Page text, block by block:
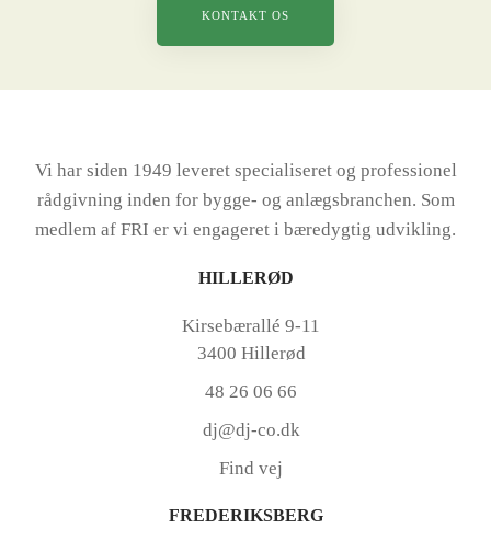
KONTAKT OS
Vi har siden 1949 leveret specialiseret og professionel
rådgivning inden for bygge- og anlægsbranchen. Som
medlem af FRI er vi engageret i bæredygtig udvikling.
HILLERØD
Kirsebærallé 9-11
3400 Hillerød
48 26 06 66
dj@dj-co.dk
Find vej
FREDERIKSBERG